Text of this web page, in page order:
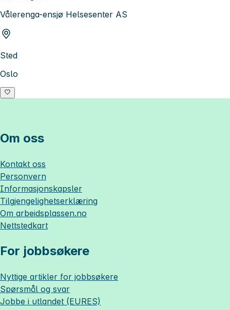
Vålerenga-ensjø Helsesenter AS
Sted
Oslo
Om oss
Kontakt oss
Personvern
Informasjonskapsler
Tilgjengelighetserklæring
Om arbeidsplassen.no
Nettstedkart
For jobbsøkere
Nyttige artikler for jobbsøkere
Spørsmål og svar
Jobbe i utlandet (EURES)